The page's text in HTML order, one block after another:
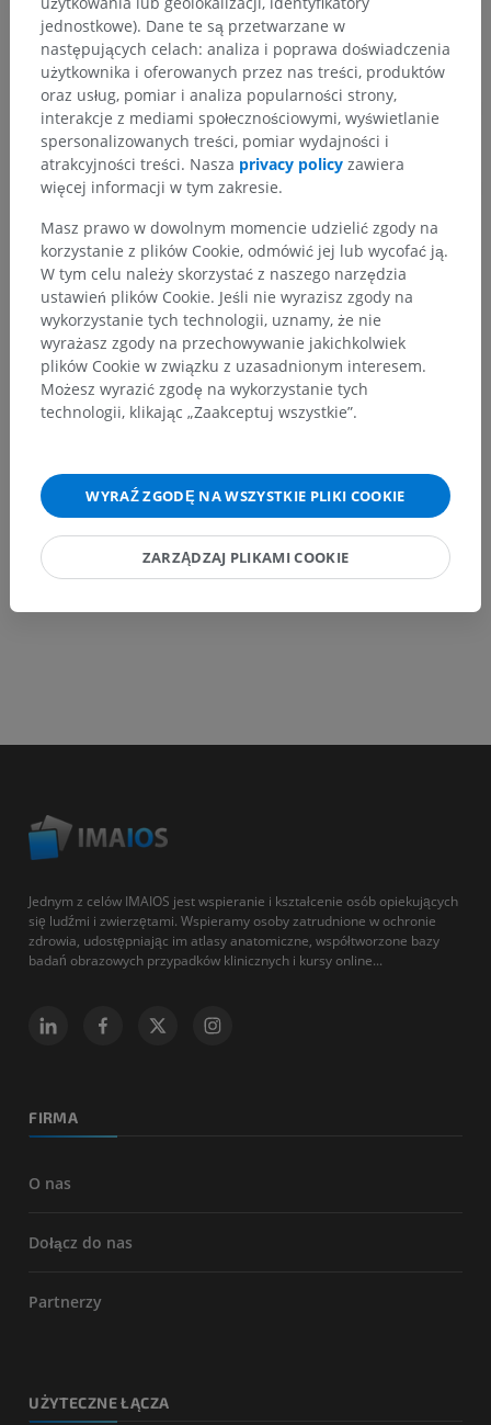
Porównawcza anatomia zwierząt
Tłumaczenia
Zauważyłeś błąd?
Zachęcamy do przesyłania sugestii poprawek,
tłumaczeń lub innych treści, które przełożą się na
lepszą jakość materiałów.
Zgłoś problem
POBIERZ APLIKACJĘ
Jednym z celów IMAIOS jest wspieranie i kształcenie osób opiekujących
się ludźmi i zwierzętami. Wspieramy osoby zatrudnione w ochronie
zdrowia, udostępniając im atlasy anatomiczne, współtworzone bazy
badań obrazowych przypadków klinicznych i kursy online...
FIRMA
O nas
Dołącz do nas
Partnerzy
UŻYTECZNE ŁĄCZA
jednostkowe). Dane te są przetwarzane w
następujących celach: analiza i poprawa doświadczenia
użytkownika i oferowanych przez nas treści, produktów
oraz usług, pomiar i analiza popularności strony,
interakcje z mediami społecznościowymi, wyświetlanie
spersonalizowanych treści, pomiar wydajności i
atrakcyjności treści. Nasza privacy policy zawiera
więcej informacji w tym zakresie.
Masz prawo w dowolnym momencie udzielić zgody na
korzystanie z plików Cookie, odmówić jej lub wycofać ją.
W tym celu należy skorzystać z naszego narzędzia
ustawień plików Cookie. Jeśli nie wyrazisz zgody na
wykorzystanie tych technologii, uznamy, że nie
wyrażasz zgody na przechowywanie jakichkolwiek
plików Cookie w związku z uzasadnionym interesem.
Możesz wyrazić zgodę na wykorzystanie tych
technologii, klikając „Zaakceptuj wszystkie”.
WYRAŹ ZGODĘ NA WSZYSTKIE PLIKI COOKIE
ZARZĄDZAJ PLIKAMI COOKIE